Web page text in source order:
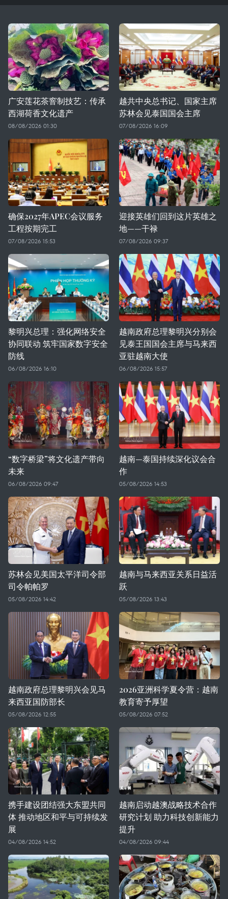
广安莲花茶窨制技艺：传承
西湖荷香文化遗产
08/08/2026 01:30
越共中央总书记、国家主席
苏林会见泰国国会主席
07/08/2026 16:09
确保2027年APEC会议服务
工程按期完工
07/08/2026 15:53
迎接英雄们回到这片英雄之
地——干禄
07/08/2026 09:37
黎明兴总理：强化网络安全
协同联动 筑牢国家数字安全
防线
06/08/2026 16:10
越南政府总理黎明兴分别会
见泰王国国会主席与马来西
亚驻越南大使
06/08/2026 15:57
“数字桥梁”将文化遗产带向
未来
06/08/2026 09:47
越南—泰国持续深化议会合
作
05/08/2026 14:53
苏林会见美国太平洋司令部
司令帕帕罗
05/08/2026 14:42
越南与马来西亚关系日益活
跃
05/08/2026 13:43
越南政府总理黎明兴会见马
来西亚国防部长
05/08/2026 12:55
2026亚洲科学夏令营：越南
教育寄予厚望
05/08/2026 07:52
携手建设团结强大东盟共同
体 推动地区和平与可持续发
展
04/08/2026 14:52
越南启动越澳战略技术合作
研究计划 助力科技创新能力
提升
04/08/2026 09:44